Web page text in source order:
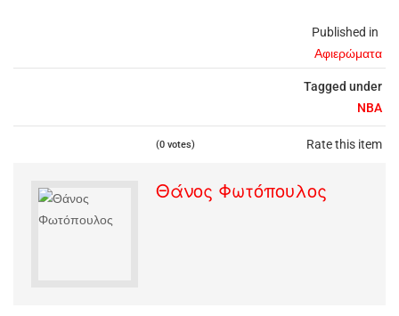
Published in
Αφιερώματα
Tagged under
NBA
Rate this item
(0 votes)
Θάνος Φωτόπουλος